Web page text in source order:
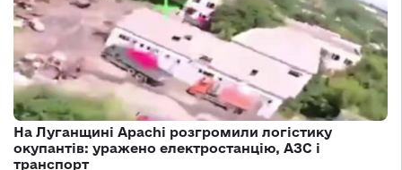
На Луганщині Apachi розгромили логістику
окупантів: уражено електростанцію, АЗС і
транспорт